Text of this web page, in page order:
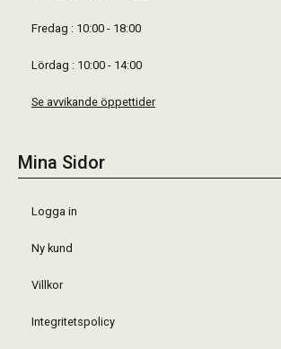
Fredag : 10:00 - 18:00
Lördag : 10:00 - 14:00
Se avvikande öppettider
Mina Sidor
Logga in
Ny kund
Villkor
Integritetspolicy